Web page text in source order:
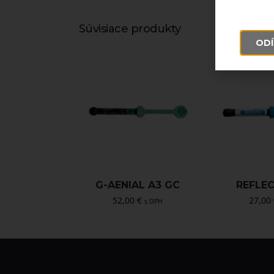
Súvisiace produkty
G-AENIAL A3 GC
52,00€ s DPH
27,00